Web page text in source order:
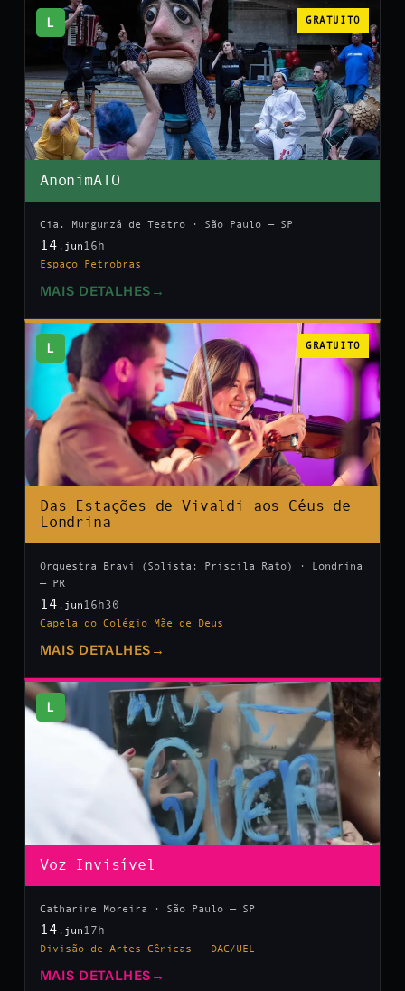
L GRATUITO
AnonimATO
Cia. Mungunzá de Teatro · São Paulo — SP
14 .jun 16h
Espaço Petrobras
MAIS DETALHES →
L GRATUITO
Das Estações de Vivaldi aos Céus de
Londrina
Orquestra Bravi (Solista: Priscila Rato) · Londrina
— PR
14 .jun 16h30
Capela do Colégio Mãe de Deus
MAIS DETALHES →
L
Voz Invisível
Catharine Moreira · São Paulo — SP
14 .jun 17h
Divisão de Artes Cênicas – DAC/UEL
MAIS DETALHES →